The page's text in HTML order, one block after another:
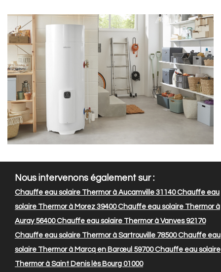
Nous intervenons également sur :
Chauffe eau solaire Thermor à Aucamville 31140Chauffe eau
solaire Thermor à Morez 39400Chauffe eau solaire Thermor à
Auray 56400Chauffe eau solaire Thermor à Vanves 92170
Chauffe eau solaire Thermor à Sartrouville 78500Chauffe eau
solaire Thermor à Marcq en Barœul 59700Chauffe eau solaire
Thermor à Saint Denis lès Bourg 01000